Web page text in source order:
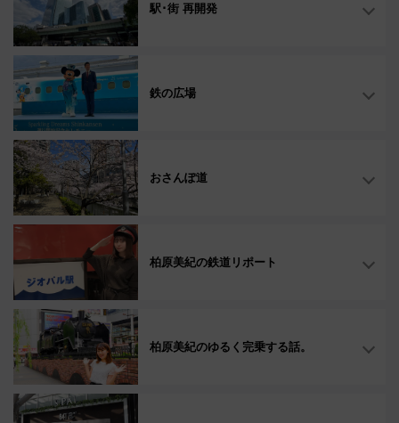
駅･街 再開発
鉄の広場
おさんぽ道
柏原美紀の鉄道リポート
柏原美紀のゆるく完乗する話。